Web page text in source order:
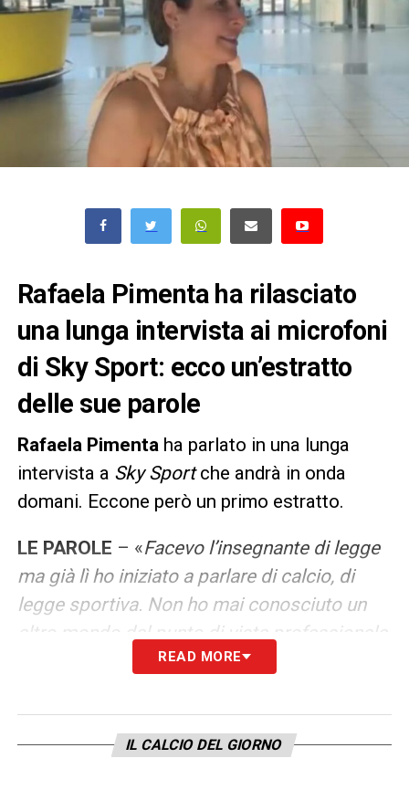
Rafaela Pimenta ha rilasciato
una lunga intervista ai microfoni
di Sky Sport: ecco un’estratto
delle sue parole
Rafaela Pimenta ha parlato in una lunga
intervista a Sky Sportche andrà in onda
domani. Eccone però un primo estratto.
LE PAROLE – «Facevo l’insegnante di legge
ma già lì ho iniziato a parlare di calcio, di
legge sportiva. Non ho mai conosciuto un
altro mondo dal punto di vista professionale.
Il vantaggio è che i ragazzi sono molto
sempre voluto fare l’avvocato, per
rappresentare e difendere».
READ MORE
IL CALCIO DEL GIORNO